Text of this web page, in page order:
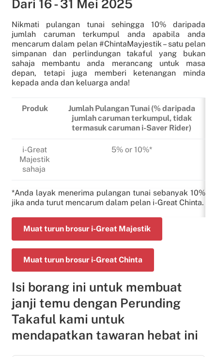
Dari 16 - 31 Mei 2025
Nikmati pulangan tunai sehingga 10% daripada
jumlah caruman terkumpul anda apabila anda
mencarum dalam pelan #ChintaMayjestik – satu pelan
simpanan dan perlindungan takaful yang bukan
sahaja membantu anda merancang untuk masa
depan, tetapi juga memberi ketenangan minda
kepada anda dan keluarga anda!
Produk
Jumlah Pulangan Tunai (% daripada
jumlah caruman terkumpul, tidak
termasuk caruman i-Saver Rider)
i-Great
Majestik
sahaja
5% or 10%*
*Anda layak menerima pulangan tunai sebanyak 10%
jika anda turut mencarum dalam pelan i-Great Chinta.
Muat turun brosur i-Great Majestik
Muat turun brosur i-Great Chinta
Isi borang ini untuk membuat
janji temu dengan Perunding
Takaful kami untuk
mendapatkan tawaran hebat ini